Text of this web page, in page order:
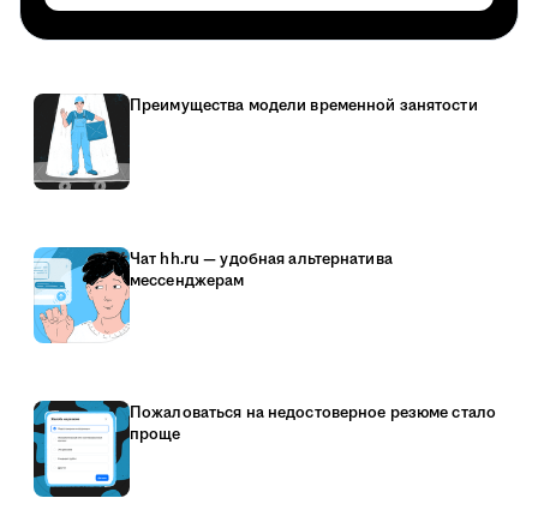
Преимущества модели временной занятости
Чат hh.ru — удобная альтернатива
мессенджерам
Пожаловаться на недостоверное резюме стало
проще